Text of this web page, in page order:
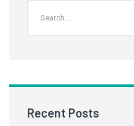
Recent Posts